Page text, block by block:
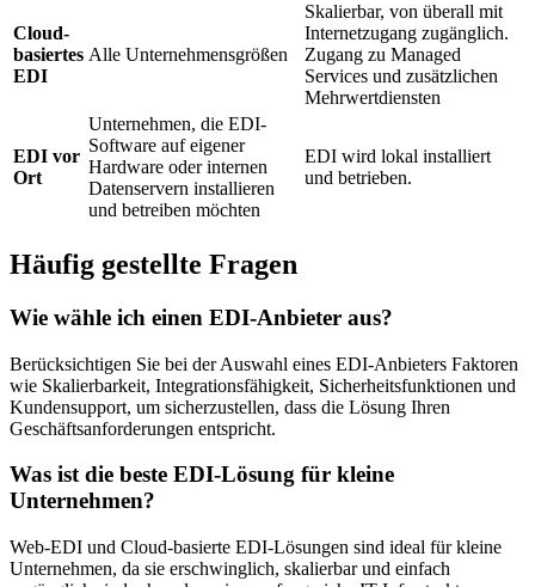
Cloud-
basiertes
EDI
Alle Unternehmensgrößen
Skalierbar, von überall mit
Internetzugang zugänglich.
Zugang zu Managed
Services und zusätzlichen
Mehrwertdiensten
EDI vor
Ort
Unternehmen, die EDI-
Software auf eigener
Hardware oder internen
Datenservern installieren
und betreiben möchten
EDI wird lokal installiert
und betrieben.
Häufig gestellte Fragen
Wie wähle ich einen EDI-Anbieter aus?
Berücksichtigen Sie bei der Auswahl eines EDI-Anbieters Faktoren
wie Skalierbarkeit, Integrationsfähigkeit, Sicherheitsfunktionen und
Kundensupport, um sicherzustellen, dass die Lösung Ihren
Geschäftsanforderungen entspricht.
Was ist die beste EDI-Lösung für kleine
Unternehmen?
Web-EDI und Cloud-basierte EDI-Lösungen sind ideal für kleine
Unternehmen, da sie erschwinglich, skalierbar und einfach